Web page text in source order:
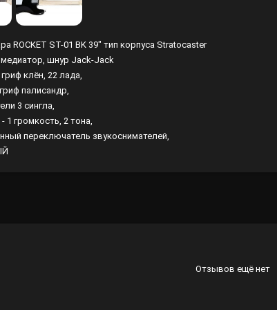
ROCKET ST-01 BK 39" тип корпуса Stratocaster
шнур Jack-Jack
клён, 22 лада,
палисандр,
3 сингла,
1 громкость, 2 тона,
переключатель звукоснимателей,
Отзывов ещё нет
прожекторы